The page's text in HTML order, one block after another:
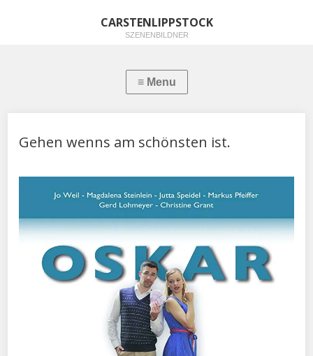
CARSTENLIPPSTOCK
SZENENBILDNER
Gehen wenns am schönsten ist.